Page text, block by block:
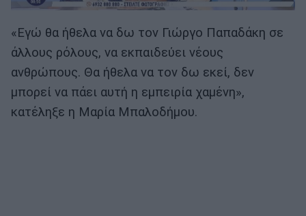
«Εγώ θα ήθελα να δω τον Γιώργο Παπαδάκη σε
άλλους ρόλους, να εκπαιδεύει νέους
ανθρώπους. Θα ήθελα να τον δω εκεί, δεν
μπορεί να πάει αυτή η εμπειρία χαμένη»,
κατέληξε η Μαρία Μπαλοδήμου.